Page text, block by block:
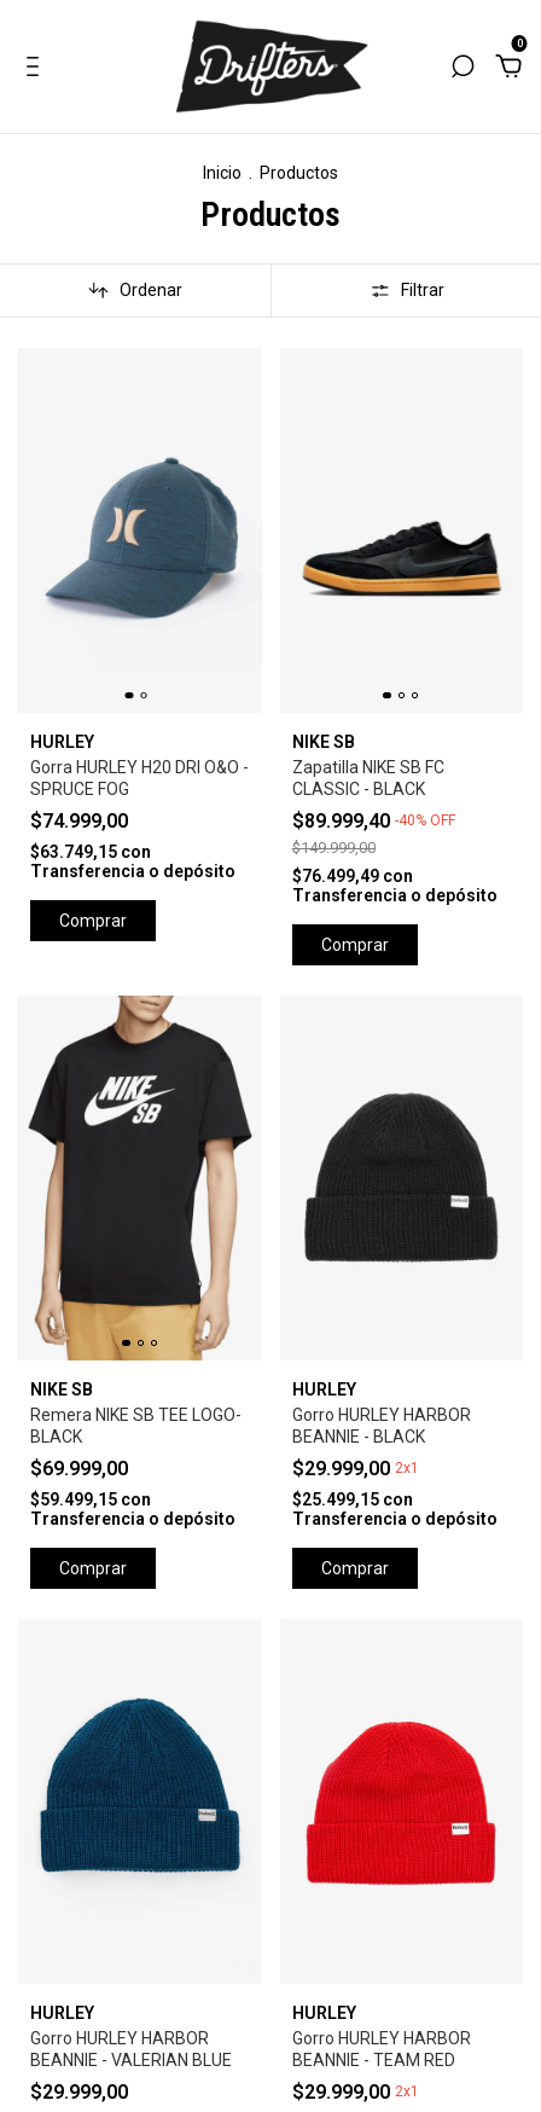
0
Inicio Productos
Productos
Ordenar Filtrar
HURLEY
Gorra HURLEY H20 DRI O&O -
SPRUCE FOG
$74.999,00
$63.749,15 con
Transferencia o depósito
Comprar
NIKE SB
Zapatilla NIKE SB FC
CLASSIC - BLACK
$89.999,40 -40% OFF
$149.999,00
$76.499,49 con
Transferencia o depósito
Comprar
NIKE SB
Remera NIKE SB TEE LOGO-
BLACK
$69.999,00
$59.499,15 con
Transferencia o depósito
Comprar
HURLEY
Gorro HURLEY HARBOR
BEANNIE - BLACK
$29.999,00 2x1
$25.499,15 con
Transferencia o depósito
Comprar
HURLEY
Gorro HURLEY HARBOR
BEANNIE - VALERIAN BLUE
$29.999,00
HURLEY
Gorro HURLEY HARBOR
BEANNIE - TEAM RED
$29.999,00 2x1